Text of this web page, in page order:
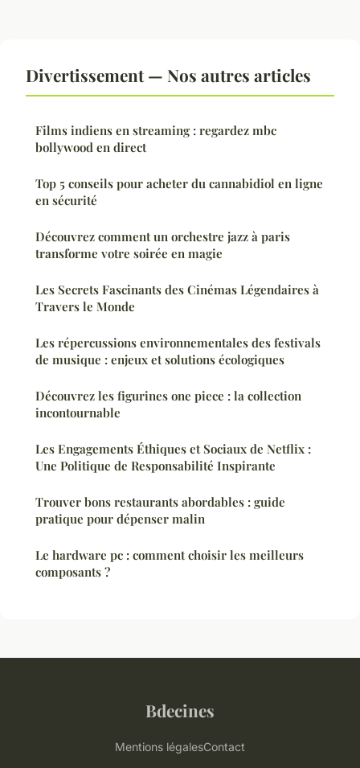
Divertissement — Nos autres articles
Films indiens en streaming : regardez mbc
bollywood en direct
Top 5 conseils pour acheter du cannabidiol en ligne
en sécurité
Découvrez comment un orchestre jazz à paris
transforme votre soirée en magie
Les Secrets Fascinants des Cinémas Légendaires à
Travers le Monde
Les répercussions environnementales des festivals
de musique : enjeux et solutions écologiques
Découvrez les figurines one piece : la collection
incontournable
Les Engagements Éthiques et Sociaux de Netflix :
Une Politique de Responsabilité Inspirante
Trouver bons restaurants abordables : guide
pratique pour dépenser malin
Le hardware pc : comment choisir les meilleurs
composants ?
Bdecines
Mentions légalesContact